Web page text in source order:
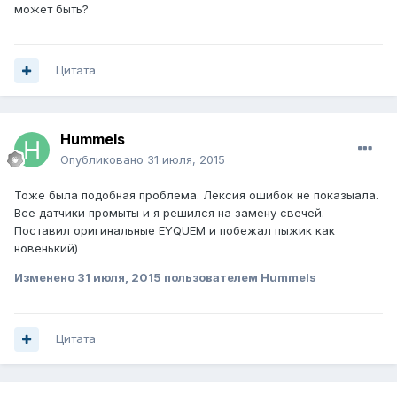
может быть?
Цитата
Hummels
Опубликовано 31 июля, 2015
Тоже была подобная проблема. Лексия ошибок не показыала.
Все датчики промыты и я решился на замену свечей.
Поставил оригинальные EYQUEM и побежал пыжик как
новенький)
Изменено 31 июля, 2015 пользователем Hummels
Цитата